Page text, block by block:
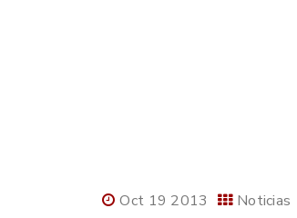
Oct 19 2013 Noticias